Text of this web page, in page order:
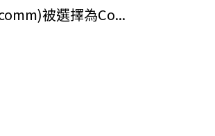
被選擇為Co...